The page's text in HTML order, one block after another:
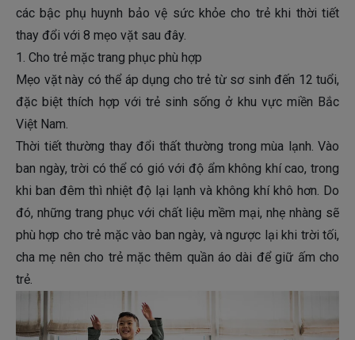
các bậc phụ huynh bảo vệ sức khỏe cho trẻ khi thời tiết
thay đổi với 8 mẹo vặt sau đây.
1. Cho trẻ mặc trang phục phù hợp
Mẹo vặt này có thể áp dụng cho trẻ từ sơ sinh đến 12 tuổi,
đặc biệt thích hợp với trẻ sinh sống ở khu vực miền Bắc
Việt Nam.
Thời tiết thường thay đổi thất thường trong mùa lạnh. Vào
ban ngày, trời có thể có gió với độ ẩm không khí cao, trong
khi ban đêm thì nhiệt độ lại lạnh và không khí khô hơn. Do
đó, những trang phục với chất liệu mềm mại, nhẹ nhàng sẽ
phù hợp cho trẻ mặc vào ban ngày, và ngược lại khi trời tối,
cha mẹ nên cho trẻ mặc thêm quần áo dài để giữ ấm cho
trẻ.